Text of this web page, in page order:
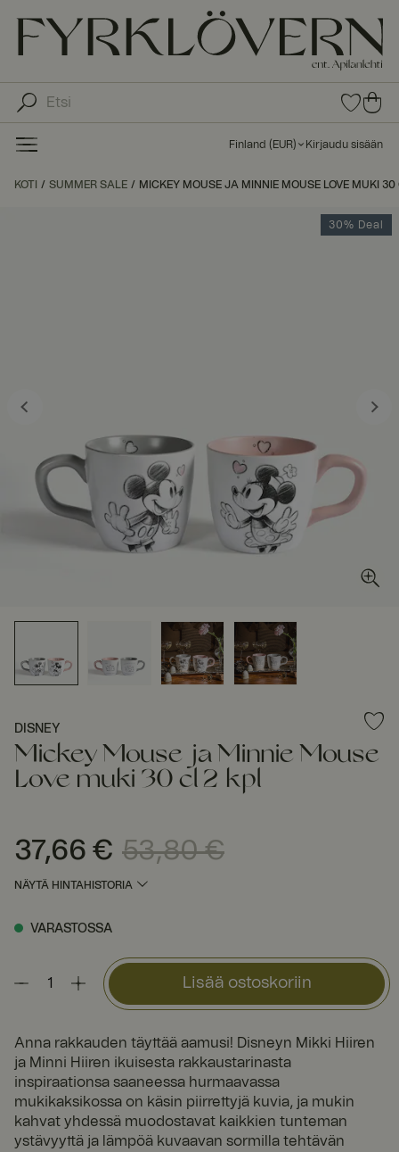
0
tuot
suo
0
tu
ot
a
os
kor
Finland ( EUR) Kirjaudu sisään
KOTI SUMMER SALE MICKEY MOUSE JA MINNIE MOUSE LOVE MUKI 30
30% Deal
DISNEY
Mickey Mouse ja Minnie Mouse
Love muki 30 cl 2 kpl
Nykyinen hinta 37,66 €Edellinen hinta
37,66 € 53,80 €
NÄYTÄ HINTAHISTORIA
VARASTOSSA
Lisää ostoskoriin
Anna rakkauden täyttää aamusi! Disneyn Mikki Hiiren
ja Minni Hiiren ikuisesta rakkaustarinasta
inspiraationsa saaneessa hurmaavassa
mukikaksikossa on käsin piirrettyjä kuvia, ja mukin
kahvat yhdessä muodostavat kaikkien tunteman
ystävyyttä ja lämpöä kuvaavan sormilla tehtävän